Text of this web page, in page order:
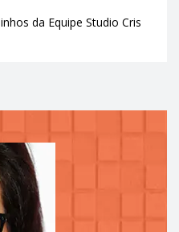
da Equipe Studio Cris